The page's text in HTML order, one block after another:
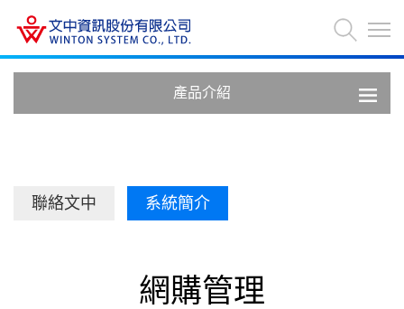
產品介紹
聯絡文中 系統簡介
網購管理